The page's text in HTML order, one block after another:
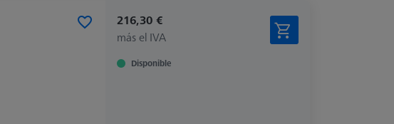
216,30 €
más el IVA
Disponible